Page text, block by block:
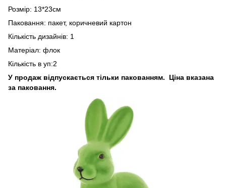
Розмір: 13*23см
Паковання: пакет, коричневий картон
Кількість дизайнів: 1
Матеріал: флок
Кількість в уп:2
У продаж відпускається тільки пакованням. Ціна вказана
за паковання.